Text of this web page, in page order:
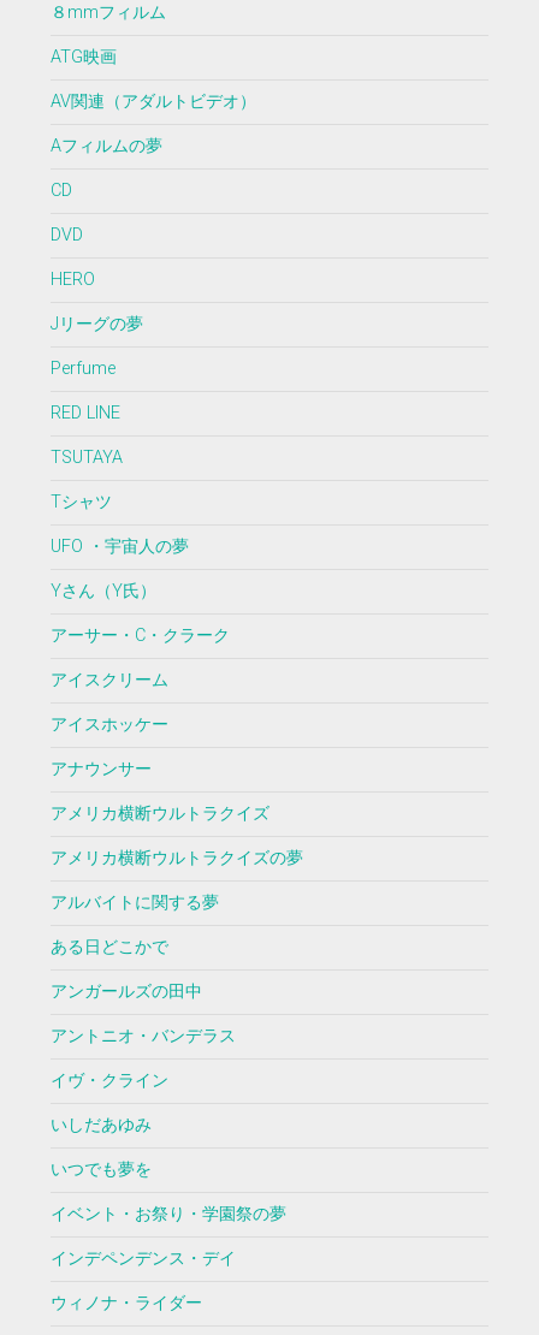
８mmフィルム
ATG映画
AV関連（アダルトビデオ）
Aフィルムの夢
CD
DVD
HERO
Jリーグの夢
Perfume
RED LINE
TSUTAYA
Tシャツ
UFO ・宇宙人の夢
Yさん（Y氏）
アーサー・C・クラーク
アイスクリーム
アイスホッケー
アナウンサー
アメリカ横断ウルトラクイズ
アメリカ横断ウルトラクイズの夢
アルバイトに関する夢
ある日どこかで
アンガールズの田中
アントニオ・バンデラス
イヴ・クライン
いしだあゆみ
いつでも夢を
イベント・お祭り・学園祭の夢
インデペンデンス・デイ
ウィノナ・ライダー